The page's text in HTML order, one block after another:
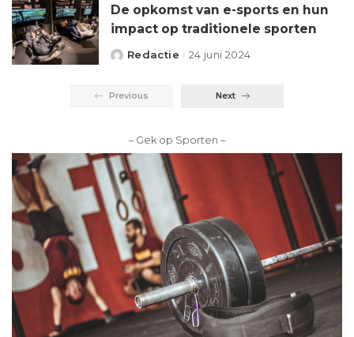
De opkomst van e-sports en hun
impact op traditionele sporten
Redactie 24 juni 2024
Previous Next
– Gek op Sporten –